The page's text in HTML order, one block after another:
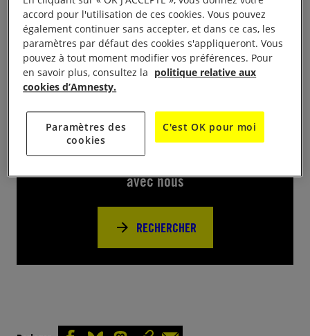
thème du « harcèlement » à la Maison pour tous, 10
Cours de la Liberté.
Près de chez vous
avec nous
RECHERCHER
accord pour l'utilisation de ces cookies. Vous pouvez
également continuer sans accepter, et dans ce cas, les
paramètres par défaut des cookies s'appliqueront. Vous
pouvez à tout moment modifier vos préférences. Pour
en savoir plus, consultez la politique relative aux
cookies d’Amnesty.
Paramètres des
cookies
C'est OK pour moi